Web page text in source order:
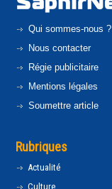
Qui sommes-nous ?
Nous contacter
Régie publicitaire
Mentions légales
Soumettre article
Rubriques
Actualité
Culture